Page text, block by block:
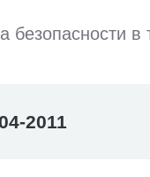
безопасности в
2011